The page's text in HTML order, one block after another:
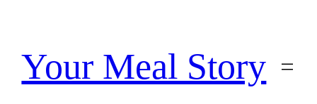
treściYour Meal Story